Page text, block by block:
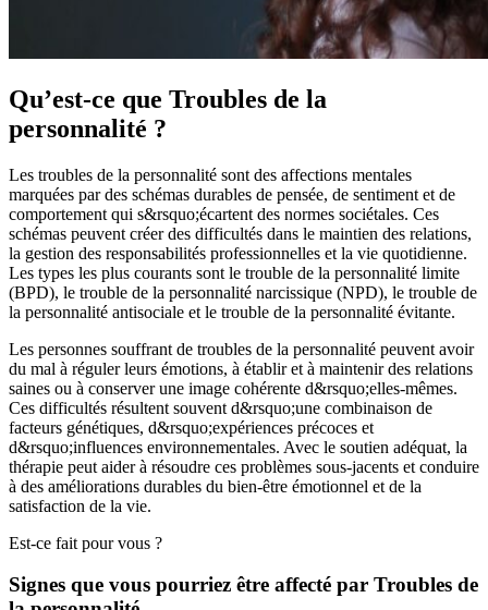
Qu’est-ce que Troubles de la
personnalité ?
Les troubles de la personnalité sont des affections mentales
marquées par des schémas durables de pensée, de sentiment et de
comportement qui s&rsquo;écartent des normes sociétales. Ces
schémas peuvent créer des difficultés dans le maintien des relations,
la gestion des responsabilités professionnelles et la vie quotidienne.
Les types les plus courants sont le trouble de la personnalité limite
(BPD), le trouble de la personnalité narcissique (NPD), le trouble de
la personnalité antisociale et le trouble de la personnalité évitante.
Les personnes souffrant de troubles de la personnalité peuvent avoir
du mal à réguler leurs émotions, à établir et à maintenir des relations
saines ou à conserver une image cohérente d&rsquo;elles-mêmes.
Ces difficultés résultent souvent d&rsquo;une combinaison de
facteurs génétiques, d&rsquo;expériences précoces et
d&rsquo;influences environnementales. Avec le soutien adéquat, la
thérapie peut aider à résoudre ces problèmes sous-jacents et conduire
à des améliorations durables du bien-être émotionnel et de la
satisfaction de la vie.
Est-ce fait pour vous ?
Signes que vous pourriez être affecté par Troubles de